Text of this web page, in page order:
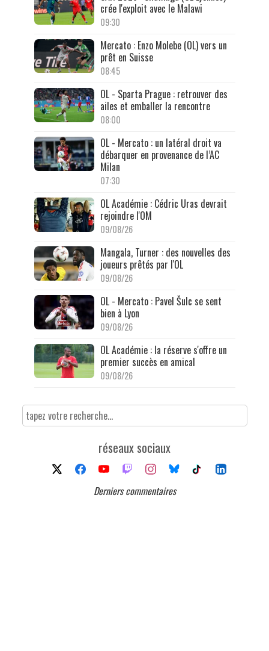
crée l'exploit avec le Malawi
09:30
Mercato : Enzo Molebe (OL) vers un
prêt en Suisse
08:45
OL - Sparta Prague : retrouver des
ailes et emballer la rencontre
08:00
OL - Mercato : un latéral droit va
débarquer en provenance de l’AC
Milan
07:30
OL Académie : Cédric Uras devrait
rejoindre l'OM
09/08/26
Mangala, Turner : des nouvelles des
joueurs prêtés par l'OL
09/08/26
OL - Mercato : Pavel Šulc se sent
bien à Lyon
09/08/26
OL Académie : la réserve s'offre un
premier succès en amical
09/08/26
réseaux sociaux
Derniers commentaires